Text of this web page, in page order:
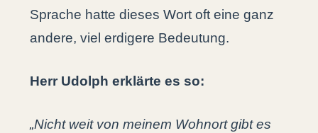
Sprache hatte dieses Wort oft eine ganz
andere, viel erdigere Bedeutung.
Herr Udolph erklärte es so:
„Nicht weit von meinem Wohnort gibt es